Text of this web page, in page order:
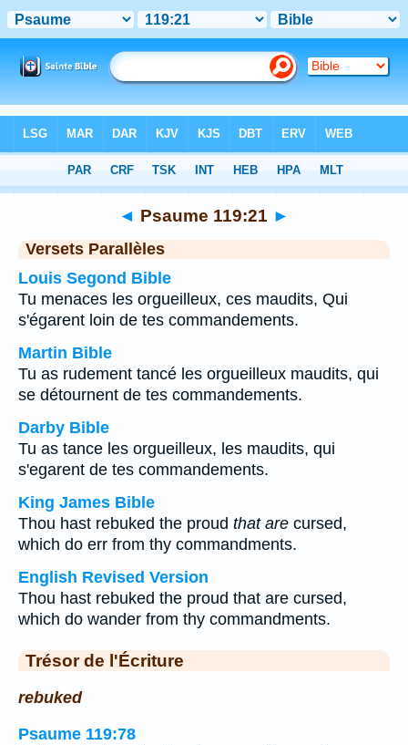
Chapitre 119 > Verset 21
◄ Psaume 119:21 ►
Versets Parallèles
Louis Segond Bible
Tu menaces les orgueilleux, ces maudits, Qui
s'égarent loin de tes commandements.
Martin Bible
Tu as rudement tancé les orgueilleux maudits, qui
se détournent de tes commandements.
Darby Bible
Tu as tance les orgueilleux, les maudits, qui
s'egarent de tes commandements.
King James Bible
Thou hast rebuked the proud that are cursed,
which do err from thy commandments.
English Revised Version
Thou hast rebuked the proud that are cursed,
which do wander from thy commandments.
Trésor de l'Écriture
rebuked
Psaume 119:78